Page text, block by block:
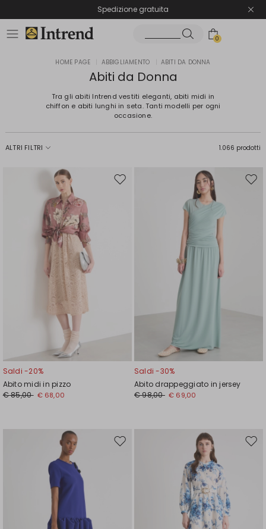
Spedizione gratuita
Reso facile e veloce
0
HOME PAGE ABBIGLIAMENTO ABITI DA DONNA
Abiti da Donna
Tra gli abiti Intrend vestiti eleganti, abiti midi in
chiffon e abiti lunghi in seta. Tanti modelli per ogni
occasione.
ALTRI FILTRI 1.066 prodotti
Sposta
Saldi -20%
Abito midi in pizzo
€ 85,00 € 68,00
Saldi -30%
Abito drappeggiato in jersey
€ 98,00 € 69,00
Sposta